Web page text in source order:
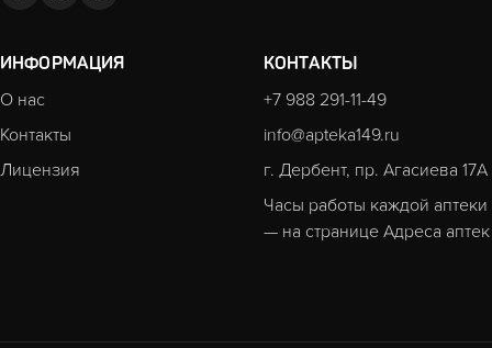
ИНФОРМАЦИЯ
О нас
Контакты
Лицензия
КОНТАКТЫ
+7 988 291-11-49
info@apteka149.ru
г. Дербент, пр. Агасиева 17А
Часы работы каждой аптеки
— на странице Адреса аптек